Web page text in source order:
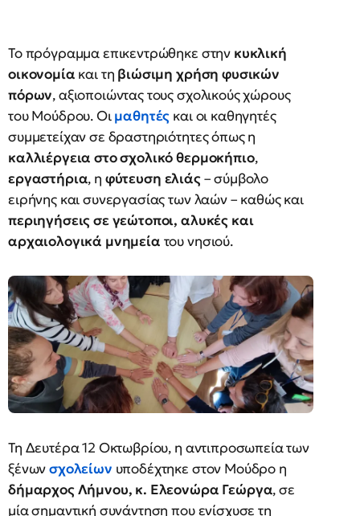
Το πρόγραμμα επικεντρώθηκε στην κυκλική
οικονομία και τη βιώσιμη χρήση φυσικών
πόρων, αξιοποιώντας τους σχολικούς χώρους
του Μούδρου. Οιμαθητές και οι καθηγητές
συμμετείχαν σε δραστηριότητες όπως η
καλλιέργεια στο σχολικό θερμοκήπιο,
εργαστήρια, η φύτευση ελιάς– σύμβολο
ειρήνης και συνεργασίας των λαών – καθώς και
περιηγήσεις σε γεώτοποι, αλυκές και
αρχαιολογικά μνημεία του νησιού.
Τη Δευτέρα 12 Οκτωβρίου, η αντιπροσωπεία των
ξένωνσχολείων υποδέχτηκε στον Μούδρο η
δήμαρχος Λήμνου, κ. Ελεονώρα Γεώργα, σε
μία σημαντική συνάντηση που ενίσχυσε τη